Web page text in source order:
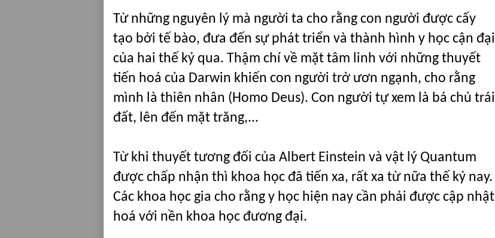
Từ những nguyên lý mà người ta cho rằng con người được cấy
tạo bởi tế bào, đưa đến sự phát triển và thành hình y học cận đại
của hai thế kỷ qua. Thậm chí về mặt tâm linh với những thuyết
tiến hoá của Darwin khiến con người trở ươn ngạnh, cho rằng
mình là thiên nhân (Homo Deus). Con người tự xem là bá chủ trái
đất, lên đến mặt trăng,...
Từ khi thuyết tương đối của Albert Einstein và vật lý Quantum
được chấp nhận thì khoa học đã tiến xa, rất xa từ nữa thế kỷ nay.
Các khoa học gia cho rằng y học hiện nay cần phải được cập nhật
hoá với nền khoa học đương đại.